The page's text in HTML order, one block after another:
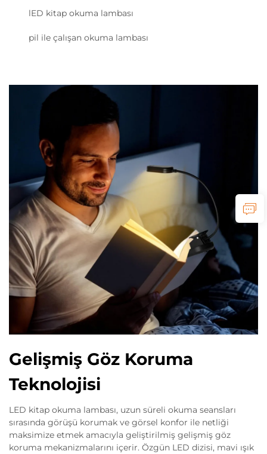
lED kitap okuma lambası
pil ile çalışan okuma lambası
Gelişmiş Göz Koruma
Teknolojisi
LED kitap okuma lambası, uzun süreli okuma seansları
sırasında görüşü korumak ve görsel konfor ile netliği
maksimize etmek amacıyla geliştirilmiş gelişmiş göz
koruma mekanizmalarını içerir. Özgün LED dizisi, mavi ışık